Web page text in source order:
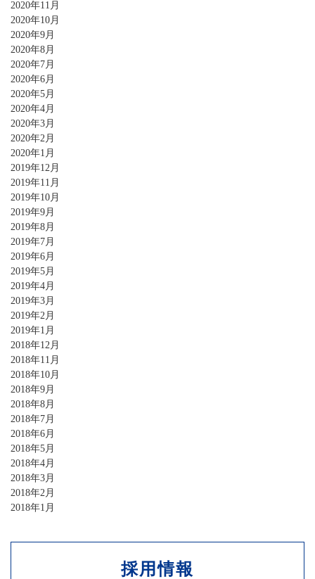
2020年11月
2020年10月
2020年9月
2020年8月
2020年7月
2020年6月
2020年5月
2020年4月
2020年3月
2020年2月
2020年1月
2019年12月
2019年11月
2019年10月
2019年9月
2019年8月
2019年7月
2019年6月
2019年5月
2019年4月
2019年3月
2019年2月
2019年1月
2018年12月
2018年11月
2018年10月
2018年9月
2018年8月
2018年7月
2018年6月
2018年5月
2018年4月
2018年3月
2018年2月
2018年1月
採用情報